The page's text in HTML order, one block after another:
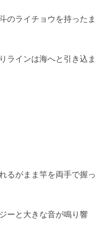
のライチョウを持ったま
ラインは海へと引き込ま
るがまま竿を両手で握っ
ーと大きな音が鳴り響